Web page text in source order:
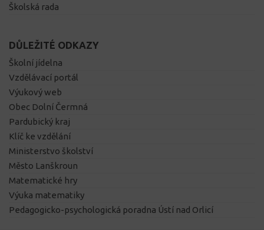
Školská rada
DŮLEŽITÉ ODKAZY
Školní jídelna
Vzdělávací portál
Výukový web
Obec Dolní Čermná
Pardubický kraj
Klíč ke vzdělání
Ministerstvo školství
Město Lanškroun
Matematické hry
Výuka matematiky
Pedagogicko-psychologická poradna Ústí nad Orlicí